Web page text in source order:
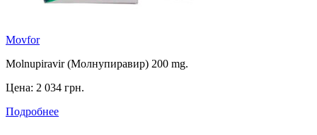
Movfor
Molnupiravir (Молнупиравир) 200 mg.
Цена: 2 034 грн.
Подробнее